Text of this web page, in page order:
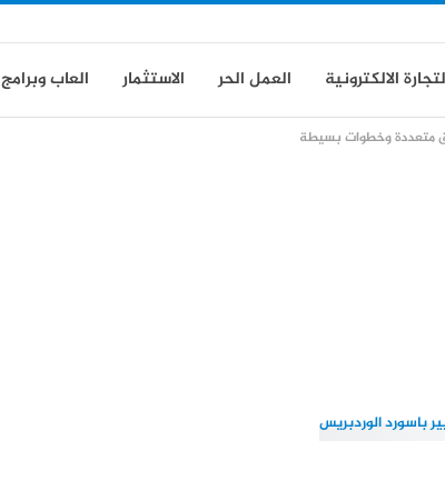
الالكترونية العمل الحر الاستثمار العاب وبرامج
متعددة وخطوات بسيطة